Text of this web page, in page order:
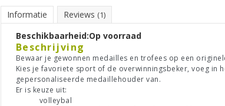
Informatie Reviews (1)
Beschikbaarheid:Op voorraad
Beschrijving
Bewaar je gewonnen medailles en trofees op een
Kies je favoriete sport of de overwinningsbeker, voeg in
gepersonaliseerde medaillehouder van.
Er is keuze uit:
volleybal